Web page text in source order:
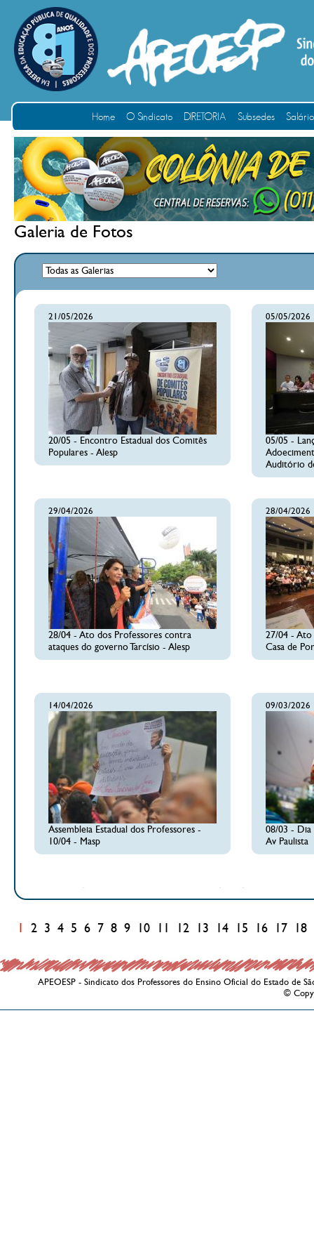
Home O Sindicato DIRETORIA Subsedes
Galeria de Fotos
21/05/2026
20/05 - Encontro Estadual dos Comitês
Populares - Alesp
05/05/2026
05/05 -
Auditório
29/04/2026
28/04 - Ato dos Professores contra
ataques do governo Tarcísio - Alesp
28/04/2026
27/04 - Ato
Casa de
14/04/2026
Assembleia Estadual dos Professores -
10/04 - Masp
09/03/2026
08/03 - Dia
Av Paulista
2 3 4 5 6 7 8 9 10 12 13 14 15 16 17 18
APEOESP - Sindicato dos Professores do Ensino Oficial do Estado de
©